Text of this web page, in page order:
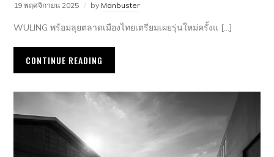
19 พฤศจิกายน 2025 by Manbuster
WULING พร้อมลุยตลาดเมืองไทยเตรียมเผยรุ่นใหม่ครั้งแ […]
CONTINUE READING